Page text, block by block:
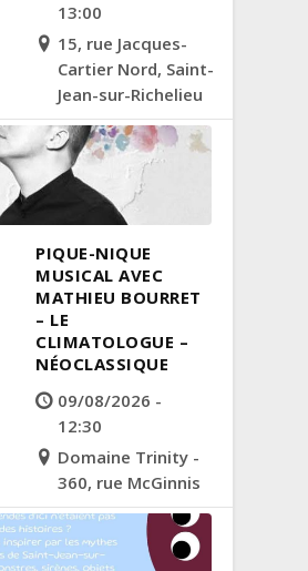
13:00
15, rue Jacques-
Cartier Nord, Saint-
Jean-sur-Richelieu
PIQUE-NIQUE
MUSICAL AVEC
MATHIEU BOURRET
– LE
CLIMATOLOGUE –
NÉOCLASSIQUE
09/08/2026 -
12:30
Domaine Trinity -
360, rue McGinnis